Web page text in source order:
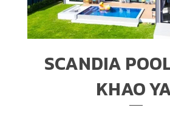
SCANDIA
KHAO